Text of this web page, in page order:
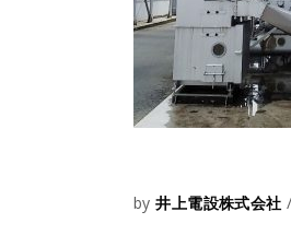
by井上電設株式会社